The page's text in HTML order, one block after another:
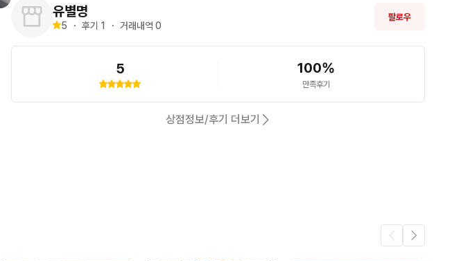
그리고 택배 가능 하지만 고가 제품이라 직접 확인해보셨음 합니다!
구매 혹은 확인 후 갑작스런 네고 및 게시글 잘 읽지 않은 본인 부주의로 인한 실수로
거래 취소되지 않게 잘 읽어보신 뒤 정확히 인지 후 궁금하신점 연락주세요.
직거래는 디지털미디어시티역, 수색역 가능합니다
유별명
5 ・ 후기 1 ・ 거래내역 0
팔로우
5 100%
만족후기
상점정보/후기 더보기